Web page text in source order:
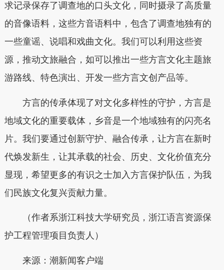
求记录保存了调查地的口头文化，同时摄录了高质量
的音像语料，这些方音语料中，包含了调查地独有的
一些童谣、说唱和戏曲文化。我们可以利用这些资
源，推动文旅融合，如可以推出一些方言文化主题旅
游路线、特色演出、开发一些方言文创产品等。
方言的传承体现了对文化多样性的守护，方言是
地域文化的重要载体，乡音是一个地域独有的闪亮名
片。我们要通过创新守护、融合传承，让方言在新时
代焕发新生，让其承载的社会、历史、文化价值充分
显现，希望更多的有识之士加入方言保护队伍，为我
们民族文化复兴贡献力量。
（作者系浙江科技大学研究员，浙江语言资源保
护工程管理项目负责人）
来源：潮新闻客户端